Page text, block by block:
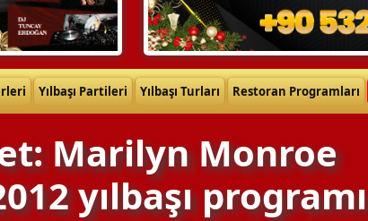
Yılbaşı Partileri Yılbaşı Turları Restoran Programları
Marilyn Monroe
yılbaşı programı